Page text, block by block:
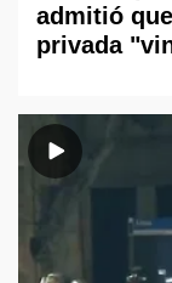
admitió
privada